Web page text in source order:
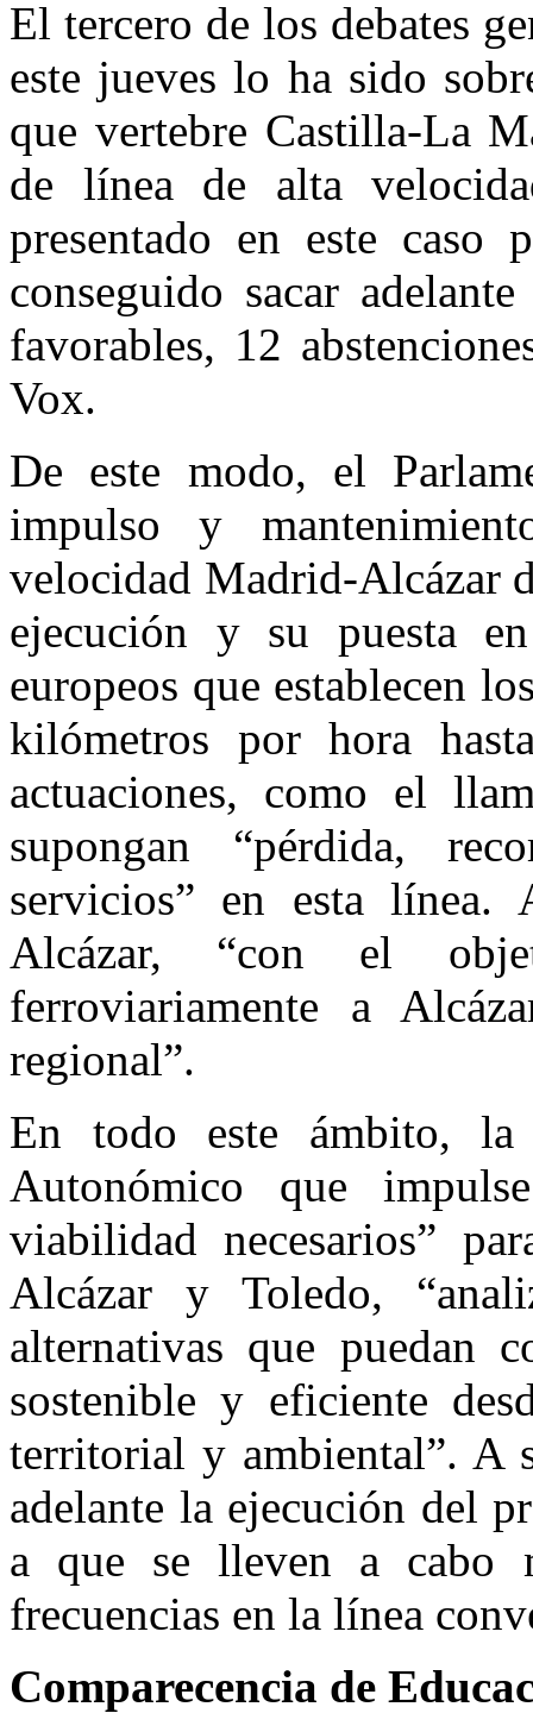
El tercero de los debates
este jueves lo ha sido
que vertebre Castilla-La
de línea de alta
presentado en este
conseguido sacar
favorables, 12
Vox.
De este modo, el
impulso y
velocidad Madrid-Alcázar
ejecución y su puesta
europeos que establecen
kilómetros por hora
actuaciones, como el
supongan “pérdida,
servicios” en esta línea.
Alcázar, “con el
ferroviariamente a
regional”.
En todo este ámbito, la
Autonómico que
viabilidad necesarios”
Alcázar y Toledo,
alternativas que puedan
sostenible y eficiente
territorial y ambiental”. A
adelante la ejecución del
a que se lleven a cabo
frecuencias en la línea
Comparecencia de